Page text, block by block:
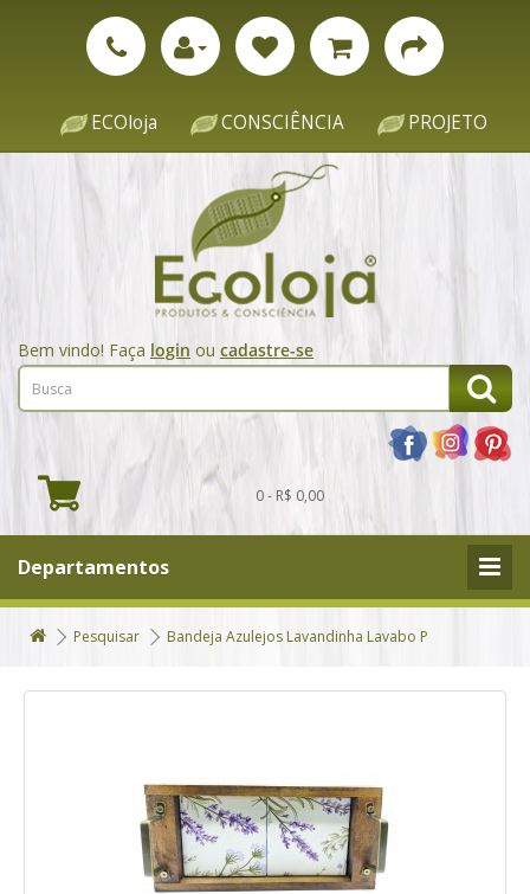
ECOloja CONSCIÊNCIA PROJETO
Bem vindo! Faça login ou cadastre-se
0 - R$ 0,00
Departamentos
Pesquisar Bandeja Azulejos Lavandinha Lavabo P